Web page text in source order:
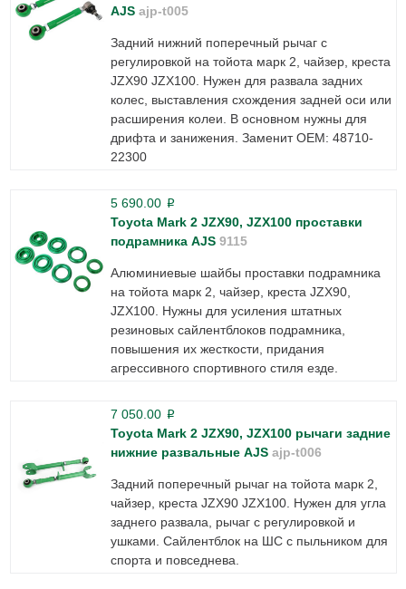
AJS ajp-t005
Задний нижний поперечный рычаг с
регулировкой на тойота марк 2, чайзер, креста
JZX90 JZX100. Нужен для развала задних
колес, выставления схождения задней оси или
расширения колеи. В основном нужны для
дрифта и занижения. Заменит ОЕМ: 48710-
22300
5 690.00 p
Toyota Mark 2 JZX90, JZX100 проставки
подрамника AJS 9115
Алюминиевые шайбы проставки подрамника
на тойота марк 2, чайзер, креста JZX90,
JZX100. Нужны для усиления штатных
резиновых сайлентблоков подрамника,
повышения их жесткости, придания
агрессивного спортивного стиля езде.
7 050.00 p
Toyota Mark 2 JZX90, JZX100 рычаги задние
нижние развальные AJS ajp-t006
Задний поперечный рычаг на тойота марк 2,
чайзер, креста JZX90 JZX100. Нужен для угла
заднего развала, рычаг с регулировкой и
ушками. Сайлентблок на ШС с пыльником для
спорта и повседнева.